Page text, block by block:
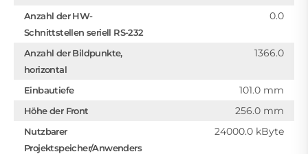
Anzahl der HW-
Schnittstellen seriell RS-232
0.0
Anzahl der Bildpunkte,
horizontal
1366.0
Einbautiefe 101.0 mm
Höhe der Front 256.0 mm
Nutzbarer
Projektspeicher/Anwenders
24000.0 kByte